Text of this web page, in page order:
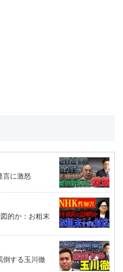
言に激怒
的か：お粗末
倒する玉川徹